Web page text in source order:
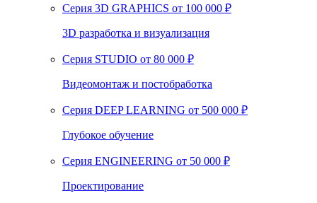
Серия 3D GRAPHICS от 100 000 ₽
3D разработка и визуализация
Серия STUDIO от 80 000 ₽
Видеомонтаж и постобработка
Серия DEEP LEARNING от 500 000 ₽
Глубокое обучение
Серия ENGINEERING от 50 000 ₽
Проектирование